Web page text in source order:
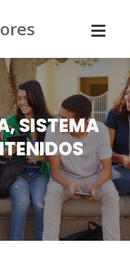
SISTEMA